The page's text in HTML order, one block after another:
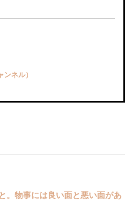
ネル）
。物事には良い面と悪い面があ